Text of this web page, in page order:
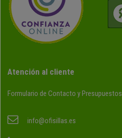
Atención al cliente
Formulario de Contacto y Presupuestos
info@ofisillas.es